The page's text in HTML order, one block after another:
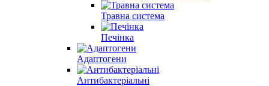
Травна система
Печінка
Адаптогени
Антибактеріальні